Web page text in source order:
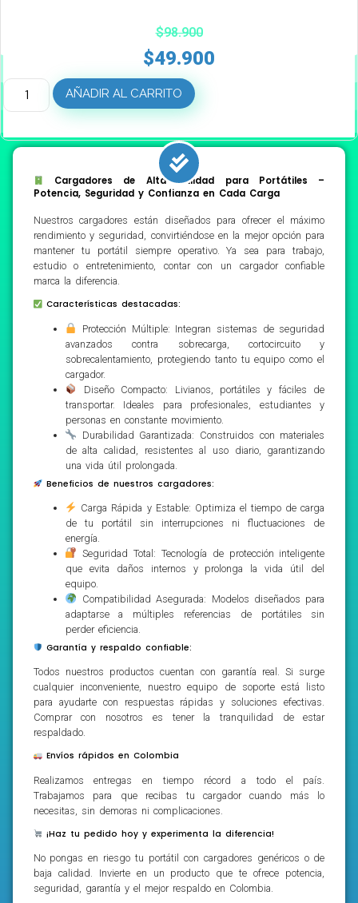
$98.900
$49.900
AÑADIR AL CARRITO
Cargadores de Alta Calidad para Portátiles –
Potencia, Seguridad y Confianza en Cada Carga
Nuestros cargadores están diseñados para ofrecer el máximo
rendimiento y seguridad, convirtiéndose en la mejor opción para
mantener tu portátil siempre operativo. Ya sea para trabajo,
estudio o entretenimiento, contar con un cargador confiable
marca la diferencia.
Características destacadas:
Protección Múltiple: Integran sistemas de seguridad
avanzados contra sobrecarga, cortocircuito y
sobrecalentamiento, protegiendo tanto tu equipo como el
cargador.
Diseño Compacto: Livianos, portátiles y fáciles de
transportar. Ideales para profesionales, estudiantes y
personas en constante movimiento.
Durabilidad Garantizada: Construidos con materiales
de alta calidad, resistentes al uso diario, garantizando
una vida útil prolongada.
Beneficios de nuestros cargadores:
Carga Rápida y Estable: Optimiza el tiempo de carga
de tu portátil sin interrupciones ni fluctuaciones de
energía.
Seguridad Total: Tecnología de protección inteligente
que evita daños internos y prolonga la vida útil del
equipo.
Compatibilidad Asegurada: Modelos diseñados para
adaptarse a múltiples referencias de portátiles sin
perder eficiencia.
Garantía y respaldo confiable:
Todos nuestros productos cuentan con garantía real. Si surge
cualquier inconveniente, nuestro equipo de soporte está listo
para ayudarte con respuestas rápidas y soluciones efectivas.
Comprar con nosotros es tener la tranquilidad de estar
respaldado.
Envíos rápidos en Colombia
Realizamos entregas en tiempo récord a todo el país.
Trabajamos para que recibas tu cargador cuando más lo
necesitas, sin demoras ni complicaciones.
¡Haz tu pedido hoy y experimenta la diferencia!
No pongas en riesgo tu portátil con cargadores genéricos o de
baja calidad. Invierte en un producto que te ofrece potencia,
seguridad, garantía y el mejor respaldo en Colombia.